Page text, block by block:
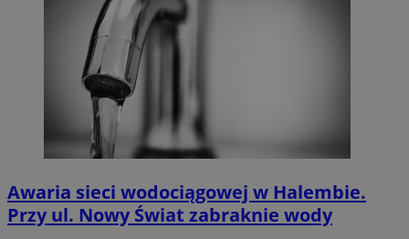
Awaria sieci wodociągowej w Halembie.
Przy ul. Nowy Świat zabraknie wody